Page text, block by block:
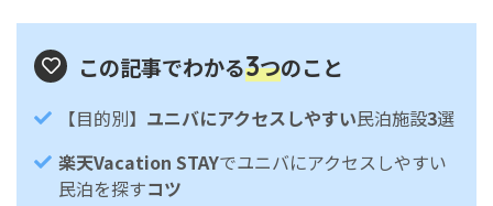
この記事でわかる3つのこと
【目的別】 ユニバにアクセスしやすい民泊施設3選
楽天Vacation STAYでユニバにアクセスしやすい
民泊を探すコツ